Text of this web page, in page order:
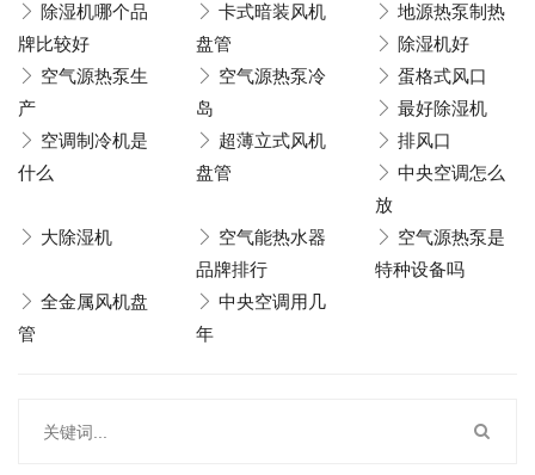
除湿机哪个品
牌比较好
卡式暗装风机
盘管
地源热泵制热
除湿机好
空气源热泵生
产
空气源热泵冷
岛
蛋格式风口
最好除湿机
空调制冷机是
什么
超薄立式风机
盘管
排风口
中央空调怎么
放
大除湿机
空气能热水器
品牌排行
空气源热泵是
特种设备吗
全金属风机盘
管
中央空调用几
年